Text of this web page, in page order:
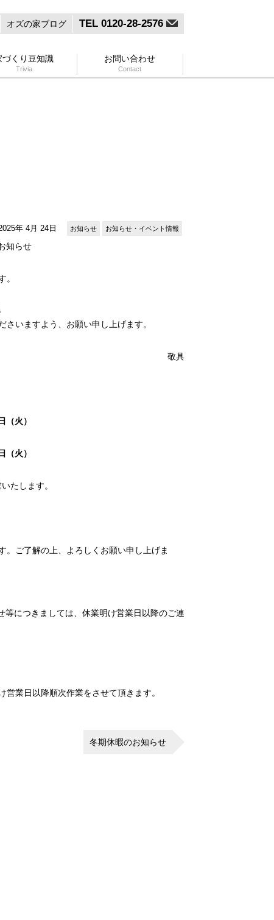
オズの家ブログ TEL 0120-28-2576
づくり豆知識
Trivia
お問い合わせ
Contact
年 4月 24日 お知らせ お知らせ・イベント情報
知らせ
。
いますよう、お願い申し上げます。
敬具
（火）
（火）
たします。
。ご了解の上、よろしくお願い申し上げま
等につきましては、休業明け営業日以降のご連
業日以降順次作業をさせて頂きます。
冬期休暇のお知らせ